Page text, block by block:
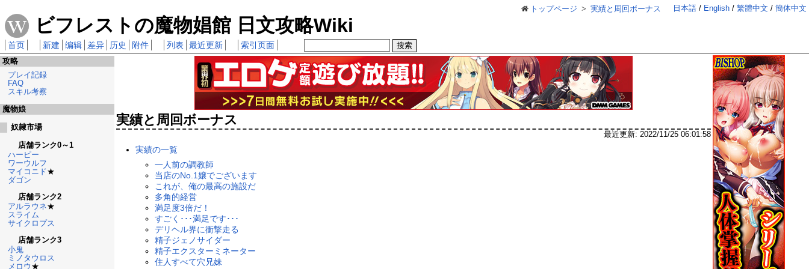
日本語 English 繁體中文 簡体中文
トップページ 実績と周回ボーナス
ビフレストの魔物娼館 日文攻略Wiki
首页 新建 编辑 差异 历史 附件 列表 最近更新 索引页面
実績と周回ボーナス
最近更新: 2022/11/25 06:01:58
実績の一覧
一人前の調教師
当店のNo.1嬢でございます
これが、俺の最高の施設だ
多角的経営
満足度3倍だ！
すごく･･･満足です･･･
デリヘル界に衝撃走る
精子ジェノサイダー
精子エクスターミネーター
住人すべて穴兄妹
攻略
プレイ記録
FAQ
スキル考察
魔物娘
奴隷市場
店舗ランク0～1
ハーピー
ワーウルフ
マイコニド★
ダゴン
店舗ランク2
アルラウネ★
スライム
サイクロプス
店舗ランク3
小鬼
ミノタウロス
メロウ ★